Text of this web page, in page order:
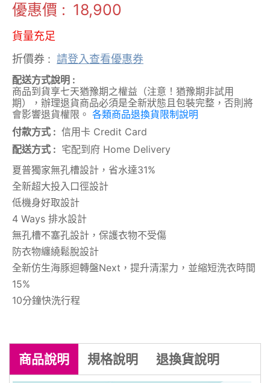
優惠價 : 18,900
貨量充足
折價券 : 請登入查看優惠券
配送方式說明 :
商品到貨享七天猶豫期之權益（注意！猶豫期非試用
期），辦理退貨商品必須是全新狀態且包裝完整，否則將
會影響退貨權限。 各類商品退換貨限制說明
付款方式 : 信用卡 Credit Card
配送方式 : 宅配到府 Home Delivery
夏普獨家無孔槽設計，省水達31%
全新超大投入口徑設計
低機身好取設計
4 Ways 排水設計
無孔槽不塞孔設計，保護衣物不受傷
防衣物纏繞鬆脫設計
全新仿生海豚迴轉盤Next，提升清潔力，並縮短洗衣時間
15%
10分鐘快洗行程
商品說明 規格說明 退換貨說明